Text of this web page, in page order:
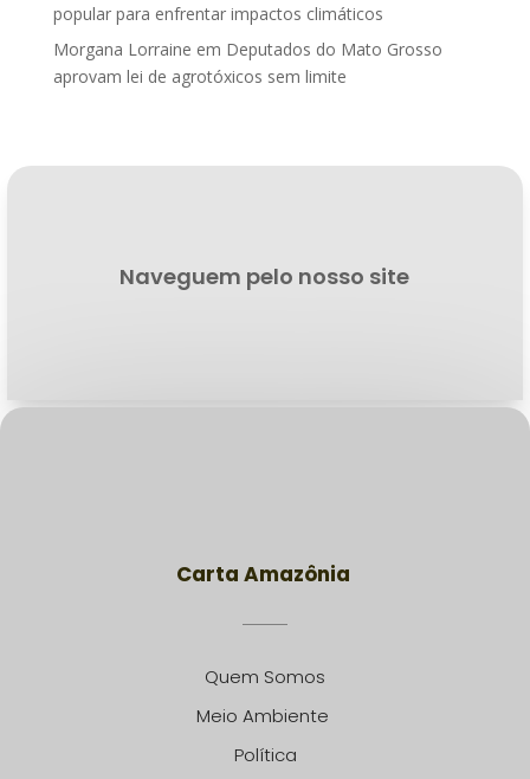
popular para enfrentar impactos climáticos
Morgana Lorraine em Deputados do Mato Grosso
aprovam lei de agrotóxicos sem limite
Naveguem pelo nosso site
Carta Amazônia
Quem Somos
Meio Ambiente
Política